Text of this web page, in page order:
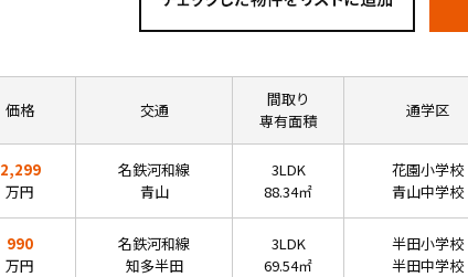
価格 交通
間取り
専有面積
通学区
2,299
万円
名鉄河和線
青山
3LDK
88.34㎡
花園小学校
青山中学校
990
万円
名鉄河和線
知多半田
3LDK
69.54㎡
半田小学校
半田中学校